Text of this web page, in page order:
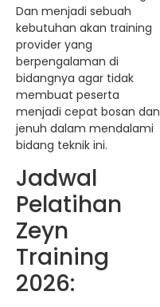
Dan menjadi sebuah
kebutuhan akan training
provider yang
berpengalaman di
bidangnya agar tidak
membuat peserta
menjadi cepat bosan dan
jenuh dalam mendalami
bidang teknik ini.
Jadwal
Pelatihan
Zeyn
Training
2026: